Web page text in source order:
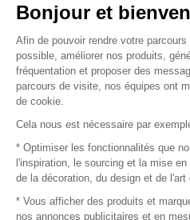
Vendez vos
Plan
© 2016 –
Bonjour et
Afin de pouvoir rendre votre
possible, améliorer nos produits,
fréquentation et proposer des
parcours de visite, nos équipes ont
de cookie.
Cela nous est nécessaire par
* Optimiser les fonctionnalités que
l'inspiration, le sourcing et la mise
de la décoration, du design et de l'art
* Vous afficher des produits et
nos annonces publicitaires et en